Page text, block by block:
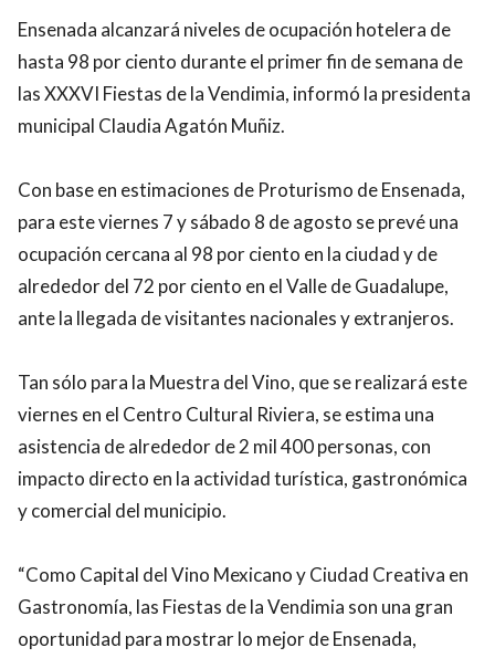
Ensenada alcanzará niveles de ocupación hotelera de
hasta 98 por ciento durante el primer fin de semana de
las XXXVI Fiestas de la Vendimia, informó la presidenta
municipal Claudia Agatón Muñiz.
Con base en estimaciones de Proturismo de Ensenada,
para este viernes 7 y sábado 8 de agosto se prevé una
ocupación cercana al 98 por ciento en la ciudad y de
alrededor del 72 por ciento en el Valle de Guadalupe,
ante la llegada de visitantes nacionales y extranjeros.
Tan sólo para la Muestra del Vino, que se realizará este
viernes en el Centro Cultural Riviera, se estima una
asistencia de alrededor de 2 mil 400 personas, con
impacto directo en la actividad turística, gastronómica
y comercial del municipio.
“Como Capital del Vino Mexicano y Ciudad Creativa en
Gastronomía, las Fiestas de la Vendimia son una gran
oportunidad para mostrar lo mejor de Ensenada,